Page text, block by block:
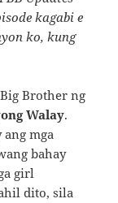
kagabi e
ko, kung
Brother ng
Walay.
ang mga
bahay
girl
dito, sila